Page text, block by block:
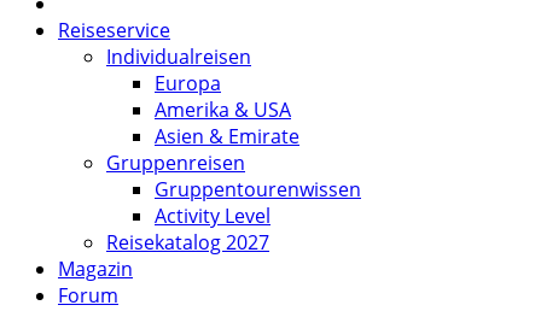
Reiseservice
Individualreisen
Europa
Amerika & USA
Asien & Emirate
Gruppenreisen
Gruppentourenwissen
Activity Level
Reisekatalog 2027
Magazin
Forum